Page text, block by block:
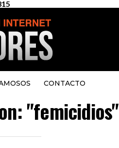
CONTACTO
"femicidios"